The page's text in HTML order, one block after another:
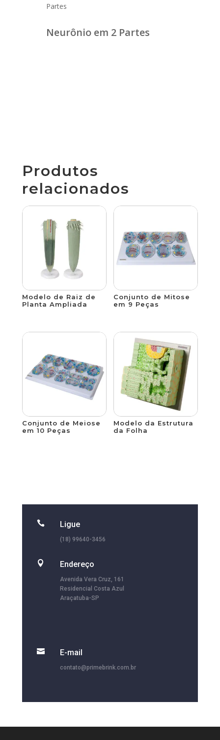
Partes
Neurônio em 2 Partes
Produtos
relacionados
Modelo de Raiz de
Planta Ampliada
Conjunto de Mitose
em 9 Peças
Conjunto de Meiose
em 10 Peças
Modelo da Estrutura
da Folha
 Ligue
(18) 99640-3456
 Endereço
Avenida Vera Cruz, 161
Residencial Costa Azul
Araçatuba-SP
 E-mail
contato@primebrink.com.br